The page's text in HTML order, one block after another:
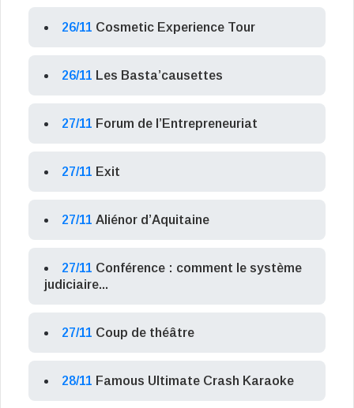
26/11 Cosmetic Experience Tour
26/11 Les Basta’causettes
27/11 Forum de l’Entrepreneuriat
27/11 Exit
27/11 Aliénor d’Aquitaine
27/11 Conférence : comment le système
judiciaire...
27/11 Coup de théâtre
28/11 Famous Ultimate Crash Karaoke